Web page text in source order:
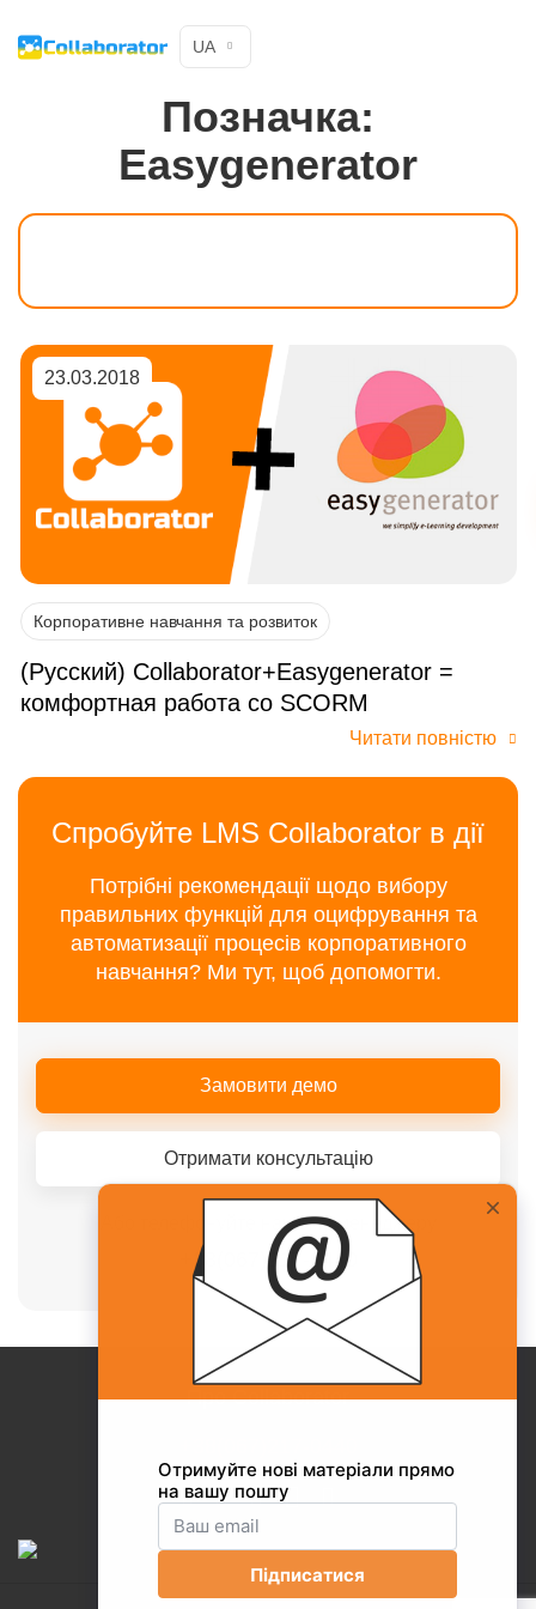
UA
Позначка:
Easygenerator
23.03.2018
Корпоративне навчання та розвиток
(Русский) Collaborator+Easygenerator =
комфортная работа со SCORM
Читати повністю
Спробуйте LMS Collaborator в дії
Потрібні рекомендації щодо вибору
правильних функцій для оцифрування та
автоматизації процесів корпоративного
навчання? Ми тут, щоб допомогти.
Замовити демо
Отримати консультацію
Або телефонуйте нашому менеджеру
+38(067)217-0440
Про Collaborator